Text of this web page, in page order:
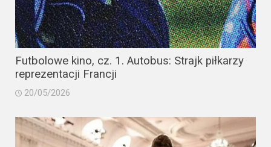
Futbolowe kino, cz. 1. Autobus: Strajk piłkarzy
reprezentacji Francji
20/05/2026